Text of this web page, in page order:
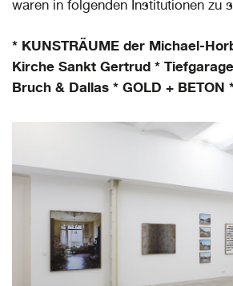
waren in folgenden Institutionen zu
* KUNSTRÄUME der Michael-
Kirche Sankt Gertrud *
Bruch & Dallas * GOLD + BETON